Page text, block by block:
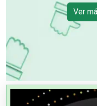
Ver
OTROS